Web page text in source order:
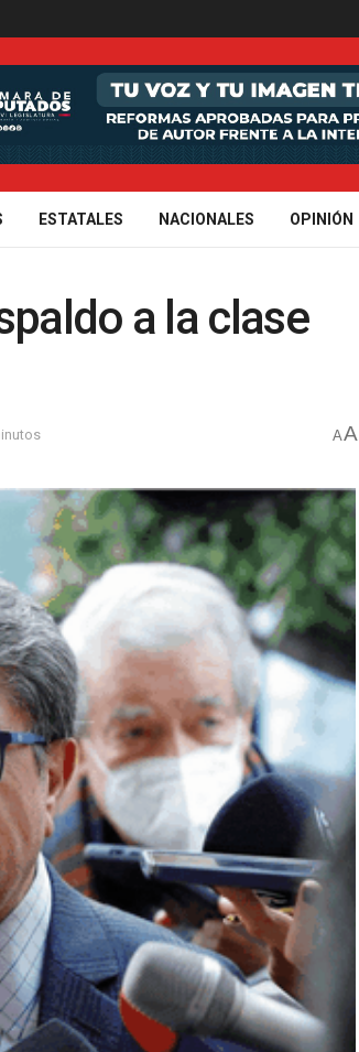
ESTATALES NACIONALES OPINIÓN
a la clase
AA